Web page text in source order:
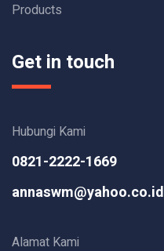
Products
Get in touch
Hubungi Kami
0821-2222-1669
annaswm@yahoo.co.id
Alamat Kami